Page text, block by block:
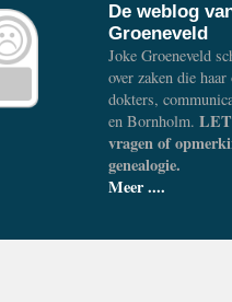
De weblog
Groeneveld
Joke Groeneveld
over zaken die
dokters,
en Bornholm.
vragen of
genealogie.
Meer ....